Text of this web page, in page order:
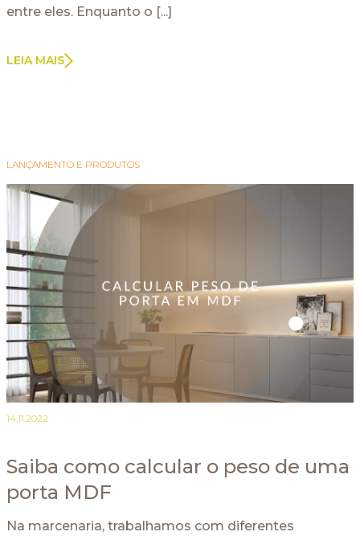
entre eles. Enquanto o [...]
LEIA MAIS
LANÇAMENTO E PRODUTOS
14.11.2022
Saiba como calcular o peso de uma
porta MDF
Na marcenaria, trabalhamos com diferentes